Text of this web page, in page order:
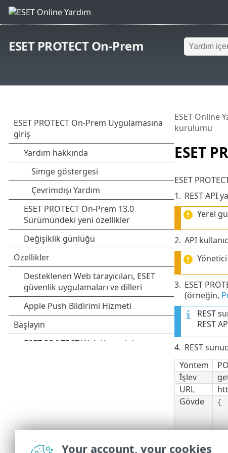
ESET PROTECT On-Prem
ESET
ESET Online
kurulumu
ESET
1. REST API
Yerel
2. API
3. ESET
(örneğin,
REST
REST
4. REST
Yöntem
İşlev
URL
Gövde
{
Your account, your cookies